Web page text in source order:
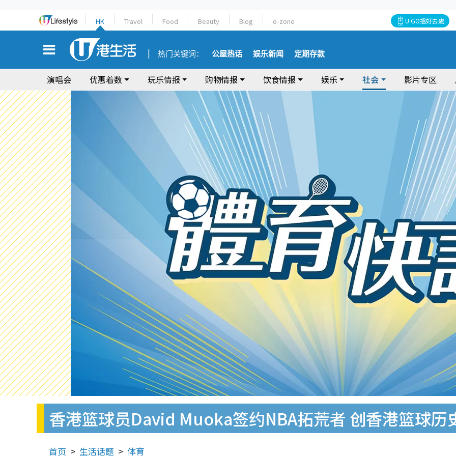
HK Travel Food Beauty Blog e-zone U GO搵好去處
热门关键词： 公屋热话 娱乐新闻 定期存款
演唱会 优惠着数 玩乐情报 购物情报 饮食情报 娱乐 社会 影片专区
香港篮球员David Muoka签约NBA拓荒者 创香港篮球历
首页 生活话题 体育